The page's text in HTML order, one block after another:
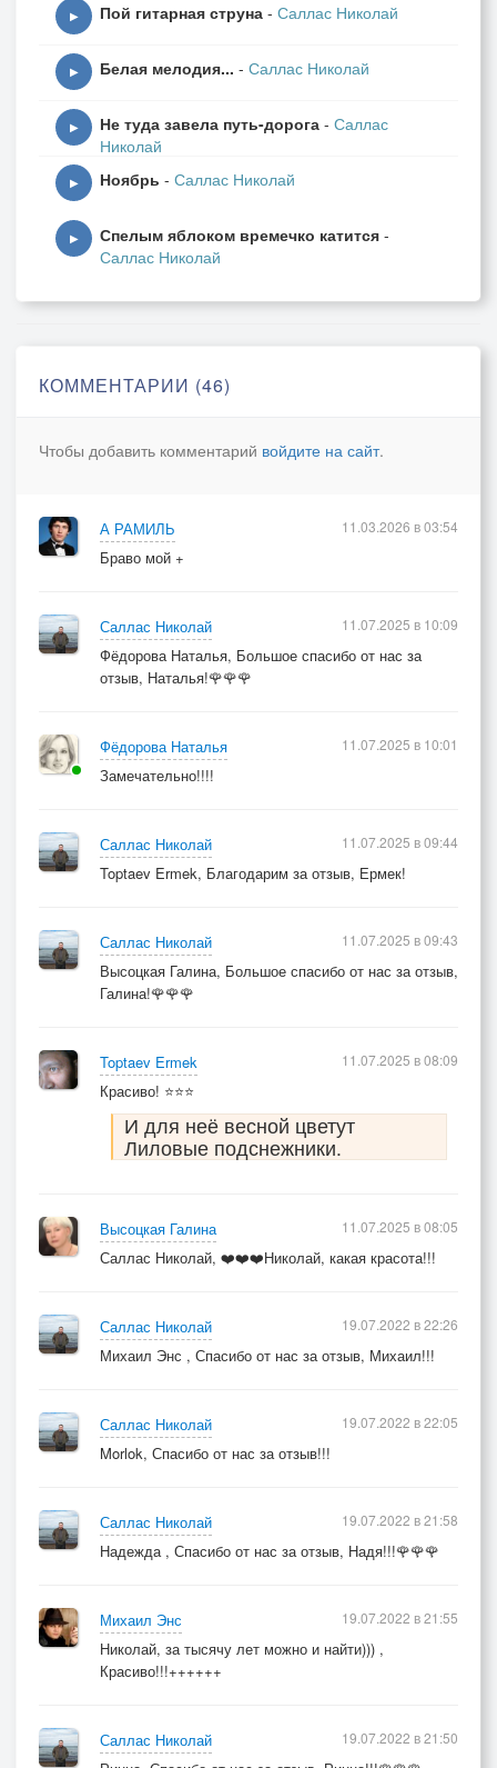
Тебя, целую тысячу лет…
Опустишь руки белые
Ах, что со мною сделали
Глаза твои лучистые!
Глаза твои бездонные,
И называют все тебя
Лесною берегинею…
Мне снится шёлк волос твоих,
Раздолье васильковое
Хмельное мотыльковое…
Навеки полюблю я край -
Ромашковый, берёзовый…
Припев.
▶ Пой гитарная струна - Саллас Николай
▶ Белая мелодия... - Саллас Николай
▶ Не туда завела путь-дорога - Саллас
Николай
▶ Ноябрь - Саллас Николай
▶ Спелым яблоком времечко катится -
Саллас Николай
КОММЕНТАРИИ (46)
Чтобы добавить комментарий войдите на сайт.
А РАМИЛЬ
Браво мой +
11.03.2026 в 03:54
Саллас Николай
Фёдорова Наталья, Большое спасибо от нас за
отзыв, Наталья!🌹🌹🌹
11.07.2025 в 10:09
Фёдорова Наталья
Замечательно!!!!
11.07.2025 в 10:01
Саллас Николай
Toptaev Ermek, Благодарим за отзыв, Ермек!
11.07.2025 в 09:44
Саллас Николай
Высоцкая Галина, Большое спасибо от нас за отзыв,
Галина!🌹🌹🌹
11.07.2025 в 09:43
Toptaev Ermek
Красиво! ⭐⭐⭐
И для неё весной цветут
Лиловые подснежники.
11.07.2025 в 08:09
Высоцкая Галина
Саллас Николай, ❤️❤️❤️Николай, какая красота!!!
11.07.2025 в 08:05
Саллас Николай
Михаил Энс , Спасибо от нас за отзыв, Михаил!!!
19.07.2022 в 22:26
Саллас Николай
Morlok, Спасибо от нас за отзыв!!!
19.07.2022 в 22:05
Саллас Николай
Надежда , Спасибо от нас за отзыв, Надя!!!🌹🌹🌹
19.07.2022 в 21:58
Михаил Энс
Николай, за тысячу лет можно и найти))) ,
Красиво!!!++++++
19.07.2022 в 21:55
Саллас Николай
19.07.2022 в 21:50